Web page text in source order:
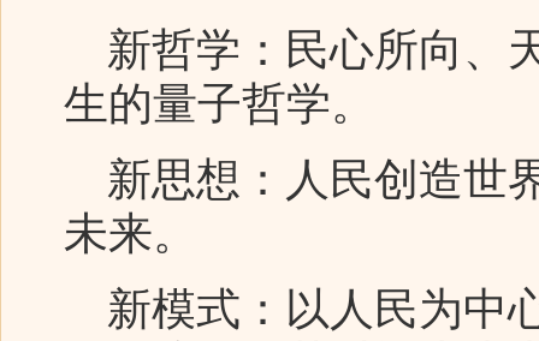
新哲学：民心所向、
生的量子哲学。
新思想：人民创造世
未来。
新模式：以人民为中